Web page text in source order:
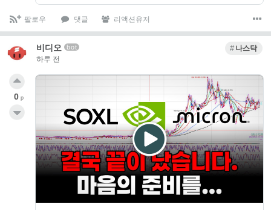
팔로우 댓글 리액션유저
비디오 bot
하루 전
나스닥
0 p